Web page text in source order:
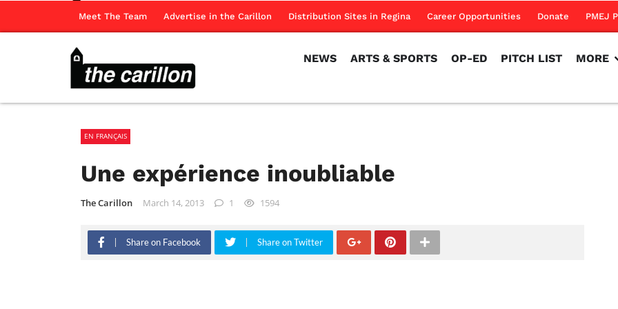
Meet The Team Advertise in the Carillon Distribution Sites in Regina Career Opportunities Donate PMEJ
NEWS ARTS & SPORTS OP-ED PITCH LIST MORE
EN FRANÇAIS
Une expérience inoubliable
The Carillon March 14, 2013 1 1594
Share on Facebook Share on Twitter